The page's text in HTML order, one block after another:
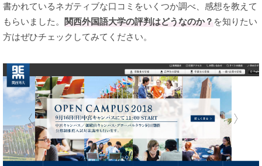
書かれているネガティブな口コミをいくつか調べ、感想を教えて
もらいました。 関西外国語大学の評判はどうなのか？ を知りたい
方はぜひチェックしてみてください。